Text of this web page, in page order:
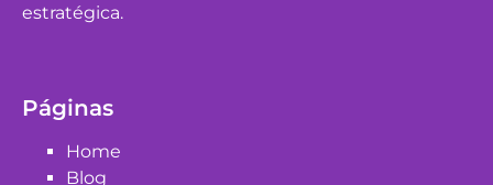
estratégica.
Páginas
Home
Blog